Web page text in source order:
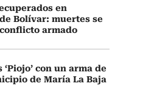
en
Bolívar: muertes se
armado
con un arma de
de María La Baja